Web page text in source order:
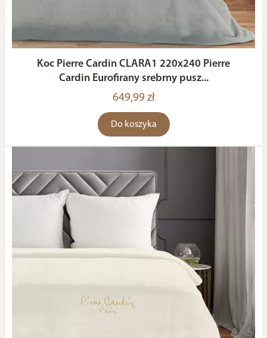
Koc Pierre Cardin CLARA1 220x240 Pierre
Cardin Eurofirany srebrny pusz...
649,99 zł
Do koszyka